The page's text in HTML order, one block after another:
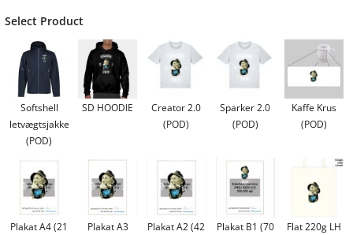
Select Product
Softshell
letvægtsjakke
(POD)
SD HOODIE
Creator 2.0
(POD)
Sparker 2.0
(POD)
Kaffe Krus
(POD)
Plakat A4 (21
Plakat A3
Plakat A2 (42
Plakat B1 (70
Flat 220g LH